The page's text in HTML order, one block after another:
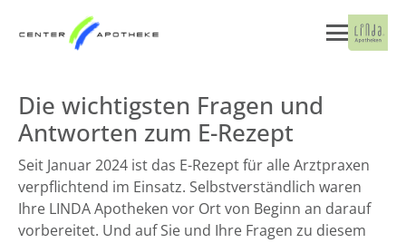
Die wichtigsten Fragen und
Antworten zum E-Rezept
Seit Januar 2024 ist das E-Rezept für alle Arztpraxen
verpflichtend im Einsatz. Selbstverständlich waren
Ihre LINDA Apotheken vor Ort von Beginn an darauf
vorbereitet. Und auf Sie und Ihre Fragen zu diesem